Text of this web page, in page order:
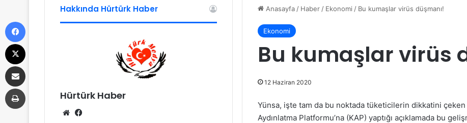
Anasayfa / Haber / Ekonomi / Bu kumaşlar virüs düşmanı!
Ekonomi
Bu kumaşlar virüs
12 Haziran 2020
Yünsa, işte tam da bu noktada tüketicilerin dikkatini
Aydınlatma Platformu’na (KAP) yaptığı açıklamada bu
Hakkında Hürtürk Haber
Hürtürk Haber
We